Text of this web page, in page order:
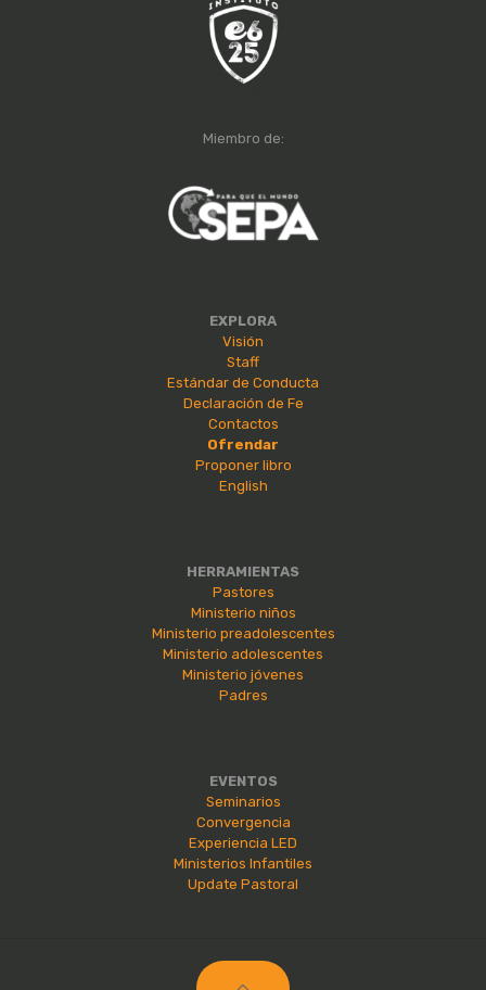
Miembro de:
EXPLORA
Visión
Staff
Estándar de Conducta
Declaración de Fe
Contactos
Ofrendar
Proponer libro
English
HERRAMIENTAS
Pastores
Ministerio niños
Ministerio preadolescentes
Ministerio adolescentes
Ministerio jóvenes
Padres
EVENTOS
Seminarios
Convergencia
Experiencia LED
Ministerios Infantiles
Update Pastoral